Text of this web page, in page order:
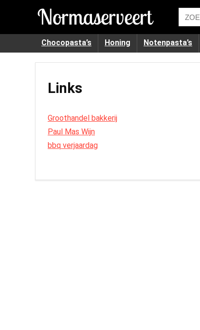
Chocopasta’s Honing Notenpasta’s
Links
Groothandel bakkerij
Paul Mas Wijn
bbq verjaardag